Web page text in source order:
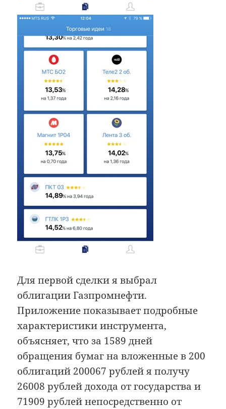
Для первой сделки я выбрал
облигации Газпромнефти.
Приложение показывает подробные
характеристики инструмента,
объясняет, что за 1589 дней
обращения бумаг на вложенные в 200
облигаций 200067 рублей я получу
26008 рублей дохода от государства и
71909 рублей непосредственно от